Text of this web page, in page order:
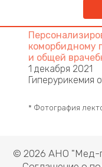
Участие
коморбидному
и общей
1 декабря 2021
Гиперурикемия
* Фотография
© 2026 АНО "Мед-